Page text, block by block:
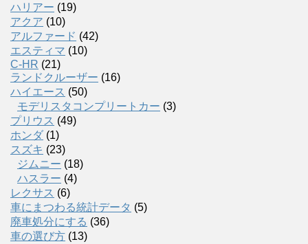
ハリアー (19)
アクア (10)
アルファード (42)
エスティマ (10)
C-HR (21)
ランドクルーザー (16)
ハイエース (50)
モデリスタコンプリートカー (3)
プリウス (49)
ホンダ (1)
スズキ (23)
ジムニー (18)
ハスラー (4)
レクサス (6)
車にまつわる統計データ (5)
廃車処分にする (36)
車の選び方 (13)